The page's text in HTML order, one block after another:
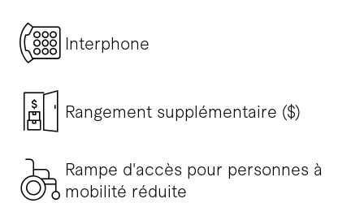
Interphone
Rangement supplémentaire ($)
Rampe d'accès pour personnes à
mobilité réduite